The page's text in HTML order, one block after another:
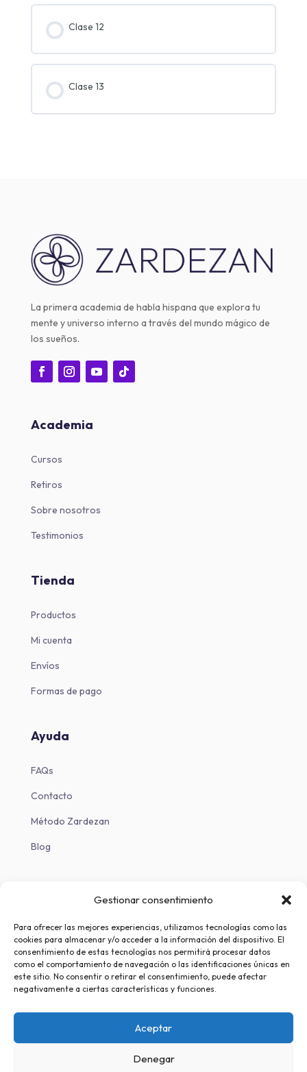
Gestionar consentimiento
Para ofrecer las mejores experiencias, utilizamos tecnologías como las
cookies para almacenar y/o acceder a la información del dispositivo. El
consentimiento de estas tecnologías nos permitirá procesar datos
como el comportamiento de navegación o las identificaciones únicas en
este sitio. No consentir o retirar el consentimiento, puede afectar
negativamente a ciertas características y funciones.
Aceptar
Denegar
Clase 12
Clase 13
La primera academia de habla hispana que explora tu
mente y universo interno a través del mundo mágico de
los sueños.
Academia
Cursos
Retiros
Sobre nosotros
Testimonios
Tienda
Productos
Mi cuenta
Envíos
Formas de pago
Ayuda
FAQs
Contacto
Método Zardezan
Blog
Descargar en iOS
Descargar en Android